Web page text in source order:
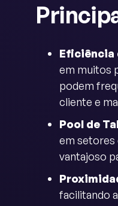
Eficiência
em muitos
podem
cliente e
Pool de
em setores
vantajoso
facilitando